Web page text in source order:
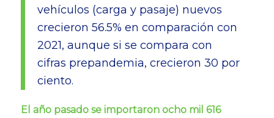
vehículos (carga y pasaje) nuevos
crecieron 56.5% en comparación con
2021, aunque si se compara con
cifras prepandemia, crecieron 30 por
ciento.
El año pasado se importaron ocho mil 616